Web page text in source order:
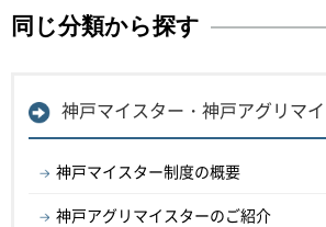
同じ分類から探す
神戸マイスター・神戸アグリマ
神戸マイスター制度の概要
神戸アグリマイスターのご紹介